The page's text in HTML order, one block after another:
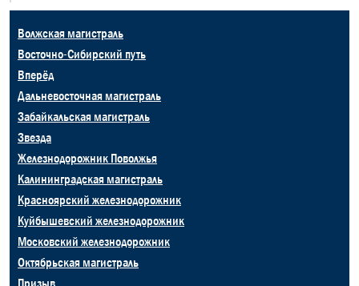
Волжская магистраль
Восточно-Сибирский путь
Вперёд
Дальневосточная магистраль
Забайкальская магистраль
Звезда
Железнодорожник Поволжья
Калининградская магистраль
Красноярский железнодорожник
Куйбышевский железнодорожник
Московский железнодорожник
Октябрьская магистраль
Призыв